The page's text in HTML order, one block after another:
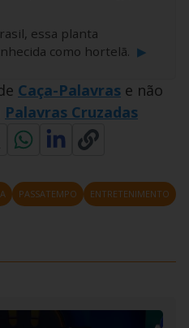
essa planta
como hortelã. ▶
Caça-Palavras e não
Palavras Cruzadas
PASSATEMPO ENTRETENIMENTO